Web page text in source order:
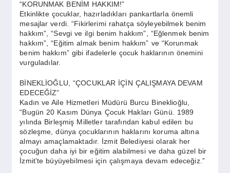
“KORUNMAK BENİM HAKKIM!”
Etkinlikte çocuklar, hazırladıkları pankartlarla önemli
mesajlar verdi. “Fikirlerimi rahatça söyleyebilmek benim
hakkım”, “Sevgi ve ilgi benim hakkım”, “Eğlenmek benim
hakkım”, “Eğitim almak benim hakkım” ve “Korunmak
benim hakkım” gibi ifadelerle çocuk haklarının önemini
vurguladılar.
BİNEKLİOĞLU, “ÇOCUKLAR İÇİN ÇALIŞMAYA DEVAM
EDECEĞİZ”
Kadın ve Aile Hizmetleri Müdürü Burcu Bineklioğlu,
“Bugün 20 Kasım Dünya Çocuk Hakları Günü. 1989
yılında Birleşmiş Milletler tarafından kabul edilen bu
sözleşme, dünya çocuklarının haklarını koruma altına
almayı amaçlamaktadır. İzmit Belediyesi olarak her
çocuğun daha iyi bir eğitim alabilmesi ve daha güzel bir
İzmit’te büyüyebilmesi için çalışmaya devam edeceğiz.”